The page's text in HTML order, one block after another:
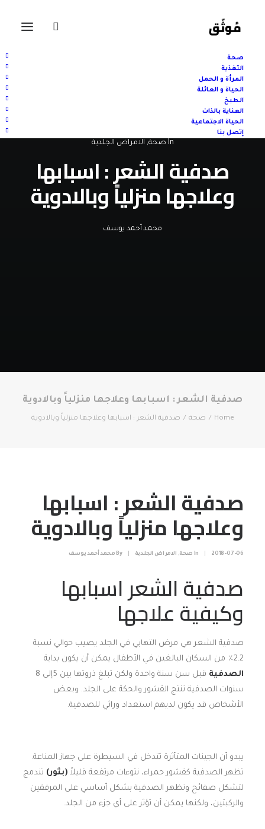
صحة
التغذية
المرأة و الحمل
الحياة و العائلة
الطبخ
العناية بالذات
الحياة الاجتماعية
إتصل بنا
In صحة, الامراض الجلدية
صدفية الشعر : اسبابها
وعلاجها منزلياً وبالادوية
محمد أحمد يوسف
صدفية الشعر : اسبابها وعلاجها منزلياً وبالادوية
Home صحة صدفية الشعر : اسبابها وعلاجها منزلياً وبالادوية
صدفية الشعر : اسبابها
وعلاجها منزلياً وبالادوية
2018-07-06
In صحة, الامراض الجلدية By محمد أحمد يوسف
صدفية الشعر اسبابها
وكيفية علاجها
صدفية الشعر هي مرض التهابي في الجلد يصيب حوالي نسبة
2.2٪ من السكان البالغين في الأطفال يمكن أن يكون بداية
الصدفية
قبل سن سنة واحدة ولكن تبلغ ذروتها بين 5إلى 8
سنوات الصدفية تنتج القشور والحكة على الجلد. وبعض
الأشخاص قد يكون لديهم استعداد وراثي للصدفية.
يبدو أن الجينات المتأثرة تتدخل في السيطرة على جهاز المناعة.
تظهر الصدفية كقشور حمراء، نتوءات مرتفعة قليلاً (بثور) تندمج
لتشكل صفائح وتظهر الصدفية بشكل أساسي على المرفقين
والركبتين، ولكنها يمكن أن تؤثر على أي جزء من الجلد.